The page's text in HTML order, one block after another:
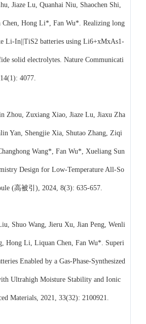
Jiaze Lu, Quanhai Niu, Shaochen Shi,
Chen, Hong Li*, Fan Wu*. Realizing long
Li-In||TiS2 batteries using Li6+xMxAs1-
solid electrolytes. Nature Communicati
4077.
Zhou, Zuxiang Xiao, Jiaze Lu, Jiaxu Zha
Yan, Shengjie Xia, Shutao Zhang, Ziqi
Wang*, Fan Wu*, Xueliang Sun
Design for Low-Temperature All-So
(高被引), 2024, 8(3): 635-657.
Shuo Wang, Jieru Xu, Jian Peng, Wenli
Hong Li, Liquan Chen, Fan Wu*. Superi
Enabled by a Gas‐Phase‐Synthesized
Ultrahigh Moisture Stability and Ionic
Materials, 2021, 33(32): 2100921.